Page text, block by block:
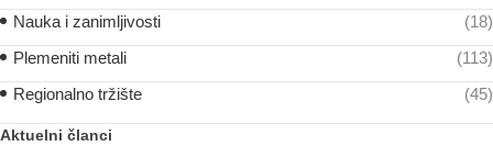
Nauka i zanimljivosti
(18)
Plemeniti metali
(113)
Regionalno tržište
(45)
Aktuelni članci